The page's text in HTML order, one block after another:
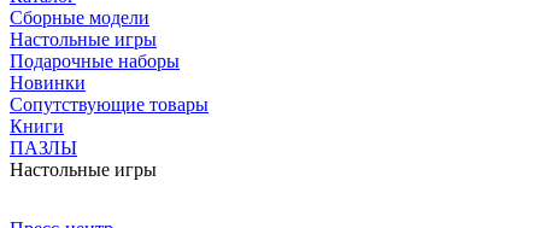
Сборные модели
Настольные игры
Подарочные наборы
Новинки
Сопутствующие товары
Книги
ПАЗЛЫ
Настольные игры